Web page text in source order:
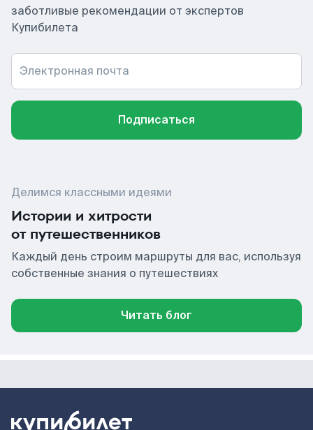
заботливые рекомендации от экспертов
Купибилета
Электронная почта
Подписаться
Делимся классными идеями
Истории и хитрости
от путешественников
Каждый день строим маршруты для вас, используя
собственные знания о путешествиях
Читать блог